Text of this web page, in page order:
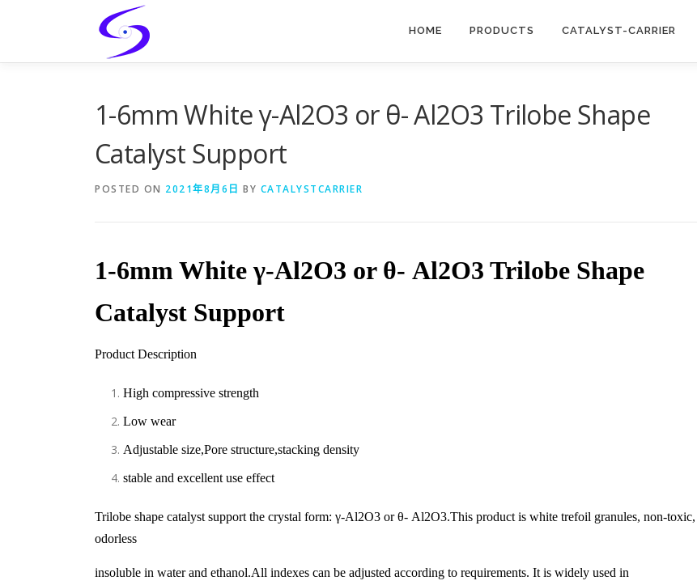
HOME PRODUCTS CATALYST-CARRIER
1-6mm White γ-Al2O3 or θ- Al2O3 Trilobe Shape
Catalyst Support
POSTED ON 2021年8月6日 BY CATALYSTCARRIER
1-6mm White γ-Al2O3 or θ- Al2O3 Trilobe Shape
Catalyst Support
Product Description
High compressive strength
Low wear
Adjustable size,Pore structure,stacking density
stable and excellent use effect
Trilobe shape catalyst support the crystal form: γ-Al2O3 or θ- Al2O3.This product is white trefoil granules, non-toxic,
odorless
insoluble in water and ethanol.All indexes can be adjusted according to requirements. It is widely used in